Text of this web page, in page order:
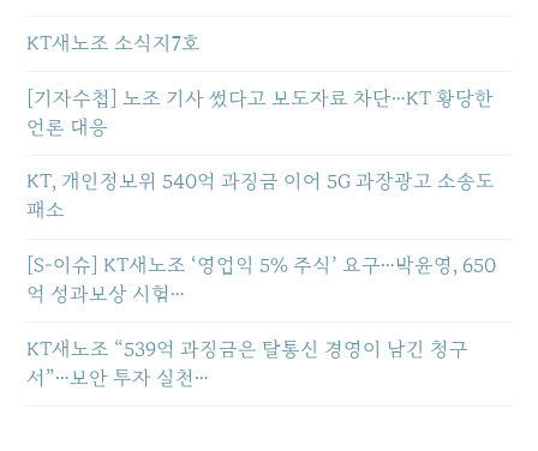
KT새노조 소식지7호
[기자수첩] 노조 기사 썼다고 보도자료 차단…KT 황당한
언론 대응
KT, 개인정보위 540억 과징금 이어 5G 과장광고 소송도
패소
[S-이슈] KT새노조 ‘영업익 5% 주식’ 요구…박윤영, 650
억 성과보상 시험…
KT새노조 “539억 과징금은 탈통신 경영이 남긴 청구
서”…보안 투자 실천…